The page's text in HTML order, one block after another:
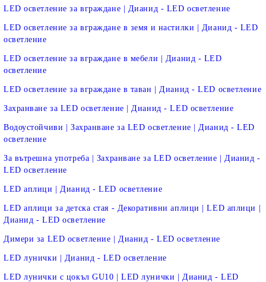
LED осветление за вграждане | Дианид - LED осветление
LED осветление за вграждане в земя и настилки | Дианид - LED
осветление
LED осветление за вграждане в мебели | Дианид - LED
осветление
LED осветление за вграждане в таван | Дианид - LED осветление
Захранване за LED осветление | Дианид - LED осветление
Водоустойчиви | Захранване за LED осветление | Дианид - LED
осветление
За вътрешна употреба | Захранване за LED осветление | Дианид -
LED осветление
LED аплици | Дианид - LED осветление
LED аплици за детска стая - Декоративни аплици | LED аплици |
Дианид - LED осветление
Димери за LED осветление | Дианид - LED осветление
LED лунички | Дианид - LED осветление
LED лунички с цокъл GU10 | LED лунички | Дианид - LED